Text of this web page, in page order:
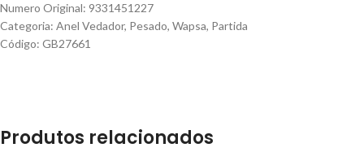
Numero Original: 9331451227
Categoria: Anel Vedador, Pesado, Wapsa, Partida
Código: GB27661
Produtos relacionados